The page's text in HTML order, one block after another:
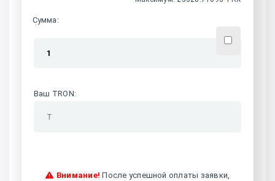
Сумма:
Ваш TRON:
Внимание! После успешной оплаты заявки,